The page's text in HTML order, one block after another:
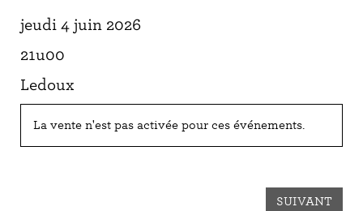
jeudi 4 juin 2026
21u00
Ledoux
La vente n'est pas activée pour ces événements.
SUIVANT